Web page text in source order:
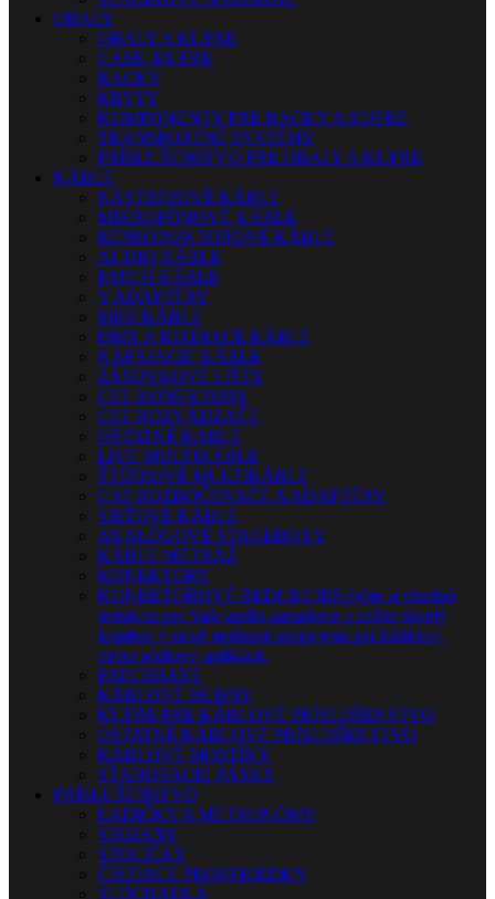
OBALY
OBALY A KUFRE
CASE, KUFRE
RACKY
KRYTY
KOMPONENTY PRE RACKY A KUFRE
TRANSPORTNÉ SYSTÉMY
PRÍSLUŠENSTVO PRE OBALY A KUFRE
KÁBLE
NÁSTROJOVÉ KÁBLE
MIKROFÓNOVÉ KÁBLE
REPRODUKTOROVÉ KÁBLE
AUDIO KÁBLE
PATCH KÁBLE
Y ADAPTÉRY
MIDI KÁBLE
DMX A RIADIACE KÁBLE
NAPÁJACIE KÁBLE
ZÁSUVKOVÉ LIŠTY
CEE KONEKTORY
CEE ROZVÁDZAČE
OSTATNÉ KÁBLE
LIVE MULTIKÁBLE
ŠTÚDIOVÉ MULTIKÁBLE
CAT ROZBOČOVAČE A ADAPTÉRY
SIEŤOVÉ KÁBLE
ANALÓGOVÉ STAGEBOXY
KÁBLE METRÁŽ
KONEKTORY
KONEKTOROVÉ REDUKCIENájdite si vhodnú
redukciu pre Vaše audio zariadenie a zažite skvelý
komfort + nové možnosti prepojenia pri štúdiovej,
alebo pódiovej aplikácii.
PATCHBAYE
KÁBLOVÉ BUBNY
KUFRE PRE KÁBLOVÉ PRÍSLUŠENSTVO
OSTATNÉ KÁBLOVÉ PRÍSLUŠENSTVO
KÁBLOVÉ MOSTÍKY
SŤAHOVACIE PÁSKY
PRÍSLUŠENSTVO
LADIČKY A METRONÓMY
STOJANY
STOLIČKY
ČISTIACE PROSTRIEDKY
SLÚCHADLÁ